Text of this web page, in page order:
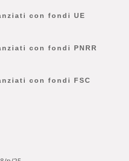
con fondi UE
con fondi PNRR
con fondi FSC